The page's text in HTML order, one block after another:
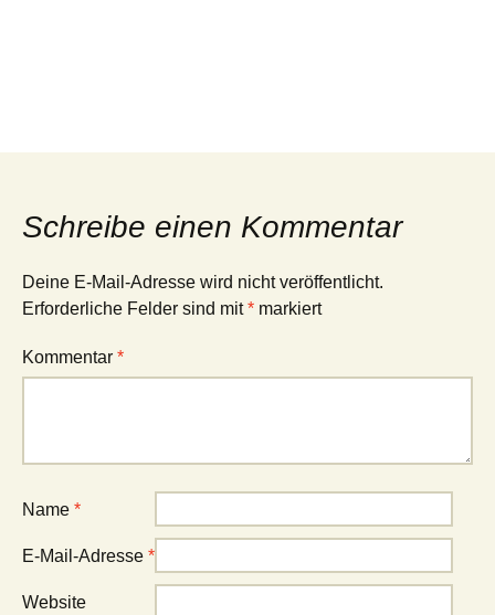
Schreibe einen Kommentar
Deine E-Mail-Adresse wird nicht veröffentlicht.
Erforderliche Felder sind mit* markiert
Kommentar *
Name *
E-Mail-Adresse *
Website